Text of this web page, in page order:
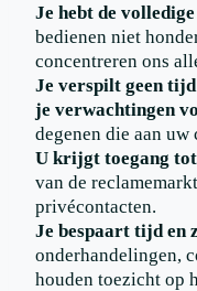
Je hebt de
bedienen niet
concentreren ons
Je verspilt geen
je verwachtingen
degenen die aan
U krijgt toegang
van de
privécontacten.
Je bespaart tijd en
onderhandelingen,
houden toezicht op